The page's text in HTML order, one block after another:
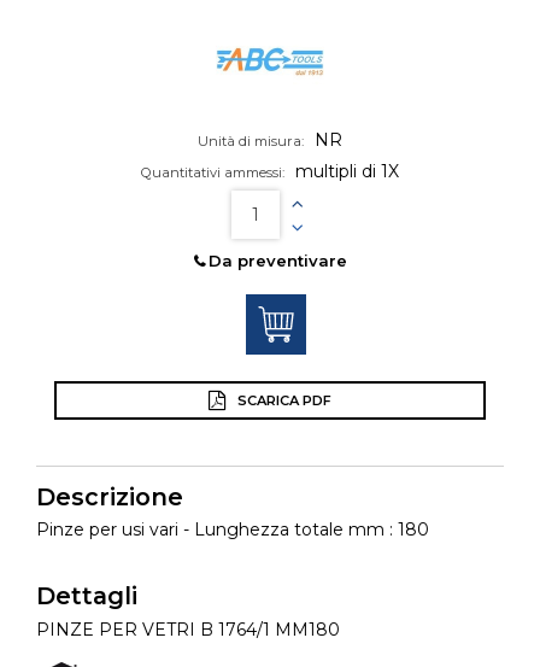
Unità di misura: NR
Quantitativi ammessi: multipli di 1X
Da preventivare
SCARICA PDF
Descrizione
Pinze per usi vari - Lunghezza totale mm : 180
Dettagli
PINZE PER VETRI B 1764/1 MM180